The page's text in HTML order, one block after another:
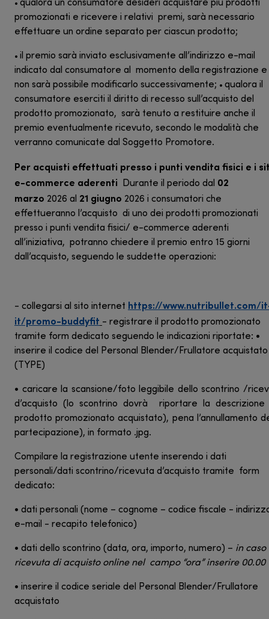
• qualora un consumatore desideri acquistare più prodotti
promozionati e ricevere i relativi premi, sarà necessario
effettuare un ordine separato per ciascun prodotto;
• il premio sarà inviato esclusivamente all’indirizzo e-mail
indicato dal consumatore al momento della registrazione e
non sarà possibile modificarlo successivamente; • qualora il
consumatore eserciti il diritto di recesso sull’acquisto del
prodotto promozionato, sarà tenuto a restituire anche il
premio eventualmente ricevuto, secondo le modalità che
verranno comunicate dal Soggetto Promotore.
Per acquisti effettuati presso i punti vendita fisici e i
e-commerce aderenti
Durante il periodo dal 02
marzo 2026 al 21 giugno 2026 i consumatori che
effettueranno l’acquisto di uno dei prodotti promozionati
presso i punti vendita fisici/ e-commerce aderenti
all’iniziativa, potranno chiedere il premio entro 15 giorni
dall’acquisto, seguendo le suddette operazioni:
- collegarsi al sito internet https://www.nutribullet.com/
it/promo-buddyfit - registrare il prodotto promozionato
tramite form dedicato seguendo le indicazioni riportate: •
inserire il codice del Personal Blender/Frullatore acquistato
(TYPE)
• caricare la scansione/foto leggibile dello scontrino /
d’acquisto (lo scontrino dovrà riportare la descrizione
prodotto promozionato acquistato), pena l’annullamento
partecipazione), in formato .jpg.
Compilare la registrazione utente inserendo i dati
personali/dati scontrino/ricevuta d’acquisto tramite form
dedicato:
• dati personali (nome – cognome – codice fiscale -
e-mail - recapito telefonico)
• dati dello scontrino (data, ora, importo, numero) – in caso
ricevuta di acquisto online nel campo “ora” inserire 00.00
• inserire il codice seriale del Personal Blender/Frullatore
acquistato